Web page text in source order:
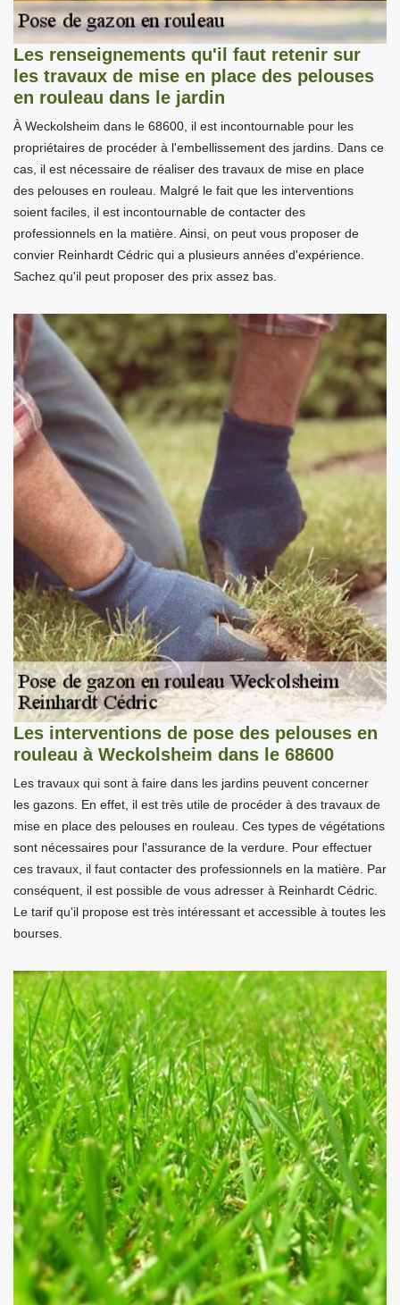
Les renseignements qu'il faut retenir sur
les travaux de mise en place des pelouses
en rouleau dans le jardin
À Weckolsheim dans le 68600, il est incontournable pour les
propriétaires de procéder à l'embellissement des jardins. Dans ce
cas, il est nécessaire de réaliser des travaux de mise en place
des pelouses en rouleau. Malgré le fait que les interventions
soient faciles, il est incontournable de contacter des
professionnels en la matière. Ainsi, on peut vous proposer de
convier Reinhardt Cédric qui a plusieurs années d'expérience.
Sachez qu'il peut proposer des prix assez bas.
Les interventions de pose des pelouses en
rouleau à Weckolsheim dans le 68600
Les travaux qui sont à faire dans les jardins peuvent concerner
les gazons. En effet, il est très utile de procéder à des travaux de
mise en place des pelouses en rouleau. Ces types de végétations
sont nécessaires pour l'assurance de la verdure. Pour effectuer
ces travaux, il faut contacter des professionnels en la matière. Par
conséquent, il est possible de vous adresser à Reinhardt Cédric.
Le tarif qu'il propose est très intéressant et accessible à toutes les
bourses.